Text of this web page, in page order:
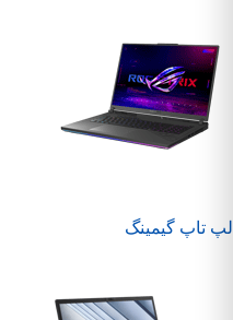
لپ تاپ گیمینگ